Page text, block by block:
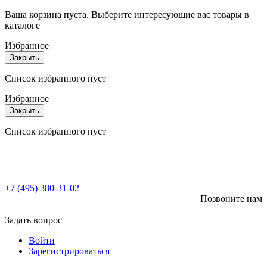
Ваша корзина пуста. Выберите интересующие вас товары в
каталоге
Избранное
Закрыть
Список избранного пуст
Избранное
Закрыть
Список избранного пуст
+7 (495) 380-31-02
Позвоните нам
Задать вопрос
Войти
Зарегистрироваться